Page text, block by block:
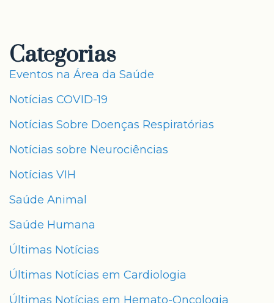
Categorias
Eventos na Área da Saúde
Notícias COVID-19
Notícias Sobre Doenças Respiratórias
Notícias sobre Neurociências
Notícias VIH
Saúde Animal
Saúde Humana
Últimas Notícias
Últimas Notícias em Cardiologia
Últimas Notícias em Hemato-Oncologia